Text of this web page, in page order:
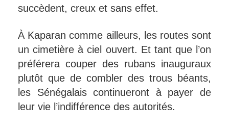
succèdent, creux et sans effet.
À Kaparan comme ailleurs, les routes sont
un cimetière à ciel ouvert. Et tant que l’on
préférera couper des rubans inauguraux
plutôt que de combler des trous béants,
les Sénégalais continueront à payer de
leur vie l’indifférence des autorités.